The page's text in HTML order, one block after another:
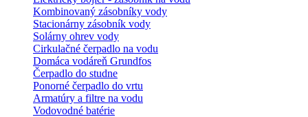
Kombinovaný zásobníky vody
Stacionárny zásobník vody
Solárny ohrev vody
Cirkulačné čerpadlo na vodu
Domáca vodáreň Grundfos
Čerpadlo do studne
Ponorné čerpadlo do vrtu
Armatúry a filtre na vodu
Vodovodné batérie